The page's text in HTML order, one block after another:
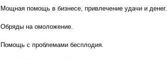
Мощная помощь в бизнесе, привлечение удачи и денег.
Обряды на омоложение.
Помощь с проблемами бесплодия.